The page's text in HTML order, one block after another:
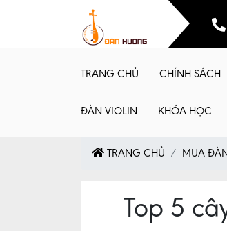
TRANG CHỦ CHÍNH SÁCH
ĐÀN VIOLIN KHÓA HỌC
TRANG CHỦ MUA
Top 5